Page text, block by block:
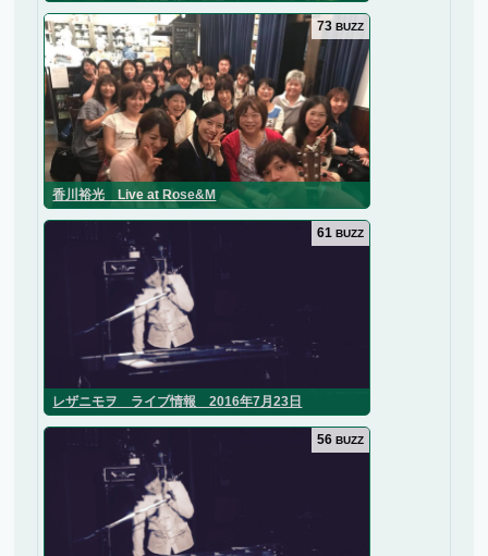
香川裕光 Live at Rose&M
73 BUZZ
レザニモヲ ライブ情報 2016年7月23日
61 BUZZ
56 BUZZ